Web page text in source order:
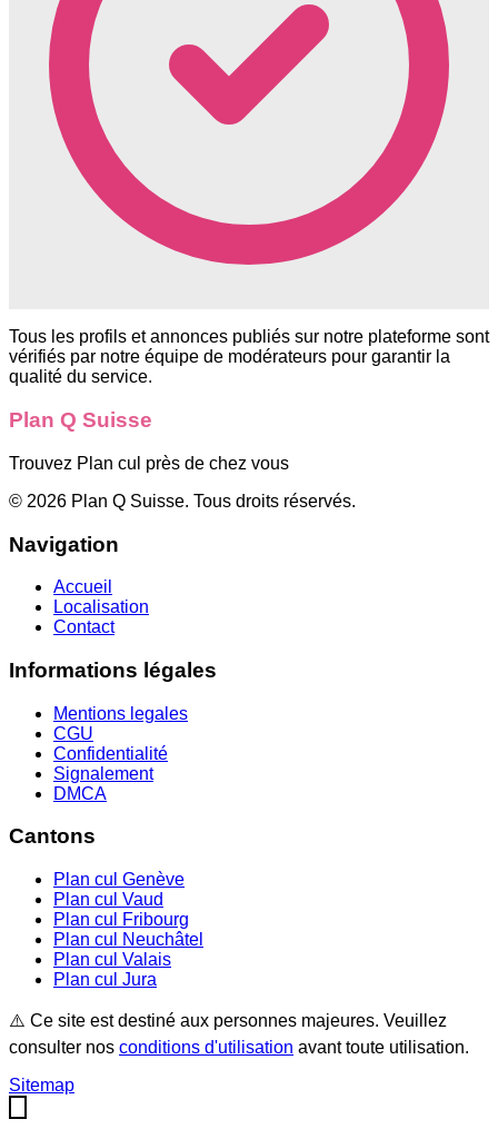
Tous les profils et annonces publiés sur notre plateforme sont
vérifiés par notre équipe de modérateurs pour garantir la
qualité du service.
Plan Q Suisse
Trouvez Plan cul près de chez vous
© 2026 Plan Q Suisse. Tous droits réservés.
Navigation
Accueil
Localisation
Contact
Informations légales
Mentions legales
CGU
Confidentialité
Signalement
DMCA
Cantons
Plan cul Genève
Plan cul Vaud
Plan cul
Fribourg
Plan cul
Neuchâtel
Plan cul Valais
Plan cul Jura
⚠️ Ce site est destiné aux personnes majeures. Veuillez
consulter nos conditions d'utilisation avant toute utilisation.
Sitemap